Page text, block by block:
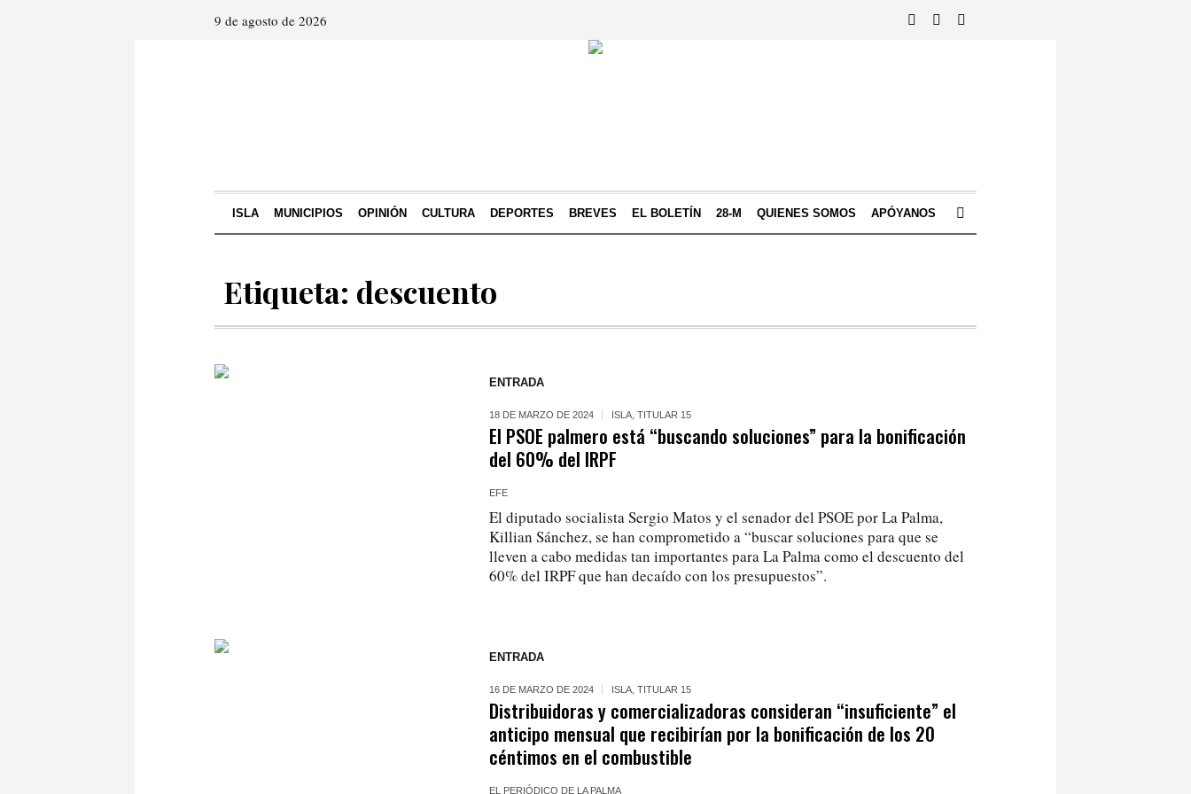
9 de agosto de 2026
ISLA MUNICIPIOS OPINIÓN CULTURA DEPORTES BREVES EL BOLETÍN 28-M QUIENES SOMOS APÓYANOS
Etiqueta: descuento
ENTRADA
18 DE MARZO DE 2024 ISLA ,TITULAR 15
El PSOE palmero está “buscando soluciones” para la bonificación
del 60% del IRPF
EFE
El diputado socialista Sergio Matos y el senador del PSOE por La Palma,
Killian Sánchez, se han comprometido a “buscar soluciones para que se
lleven a cabo medidas tan importantes para La Palma como el descuento del
60% del IRPF que han decaído con los presupuestos”.
ENTRADA
16 DE MARZO DE 2024 ISLA ,TITULAR 15
Distribuidoras y comercializadoras consideran “insuficiente” el
anticipo mensual que recibirían por la bonificación de los 20
céntimos en el combustible
EL PERIÓDICO DE LA PALMA